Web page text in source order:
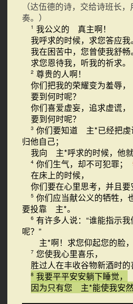
（达伍德的诗，交给诗班长
奏。）
1 我公义的 真主啊！
我呼求的时候，求您答应我。
我在困苦中，您曾使我舒畅。
求您恩待我，听我的祈求。
2 尊贵的人啊！
你们把我的荣耀变为羞辱，
要到何时呢？
你们喜爱虚妄，追求虚谎，
要到何时呢？
3 你们要知道 主*已经把虔
归他自己；
我向 主*呼求的时候，他就
4 你们生气，却不可犯罪；
在床上的时候，
你们要在心里思考，并且要
5 你们应当献公义的牺牲，
要投靠 主*。
6 有许多人说：“谁能指示
呢？”
主*啊！求您仰起您的脸，
7 您使我心里喜乐，
胜过人在丰收谷物新酒时的
8 我要平平安安躺下睡觉，
因为只有您 主*能使我安然